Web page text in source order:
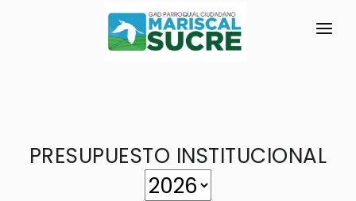
RESEÑA HISTÓRICA
GAD
PRESUPUESTO INSTITUCIONAL